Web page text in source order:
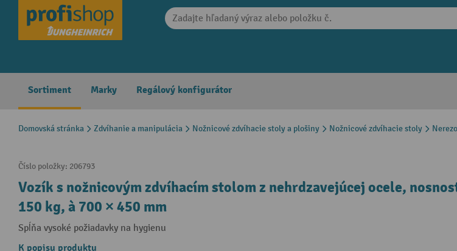
Skip to main navigation
Sortiment Marky Regálový konfigurátor
Domovská stránka Zdvíhanie a manipulácia Nožnicové zdvíhacie stoly a plošiny Nožnicové zdvíhacie stoly
Číslo položky: 206793
Vozík s nožnicovým zdvíhacím stolom z nehrdzavejúcej ocele,
150 kg, à 700 × 450 mm
Spĺňa vysoké požiadavky na hygienu
K popisu produktu